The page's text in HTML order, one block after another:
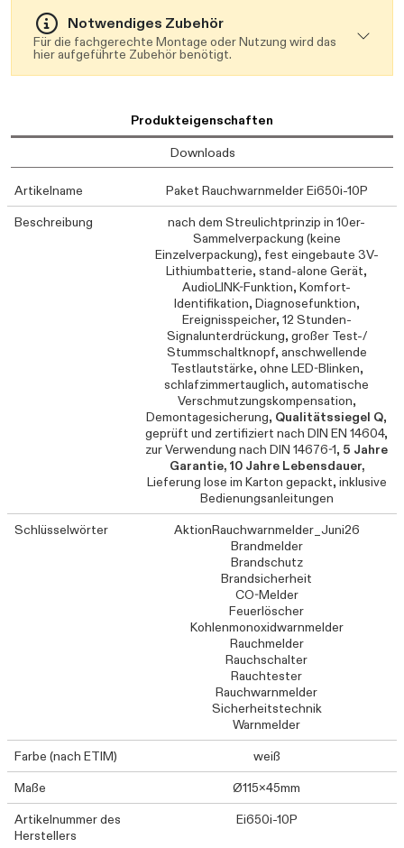
Notwendiges Zubehör
Für die fachgerechte Montage oder Nutzung wird das
hier aufgeführte Zubehör benötigt.
Produkteigenschaften
Downloads
Artikelname
Paket Rauchwarnmelder Ei650i-10P
Beschreibung
nach dem Streulichtprinzip in 10er-
Sammelverpackung (keine
Einzelverpackung), fest eingebaute 3V-
Lithiumbatterie, stand-alone Gerät,
AudioLINK-Funktion, Komfort-
Identifikation, Diagnosefunktion,
Ereignisspeicher, 12 Stunden-
Signalunterdrückung, großer Test-/
Stummschaltknopf, anschwellende
Testlautstärke, ohne LED-Blinken,
schlafzimmertauglich, automatische
Verschmutzungskompensation,
Demontagesicherung, Qualitätssiegel Q,
geprüft und zertifiziert nach DIN EN 14604,
zur Verwendung nach DIN 14676-1, 5 Jahre
Garantie, 10 Jahre Lebensdauer,
Lieferung lose im Karton gepackt, inklusive
Bedienungsanleitungen
Schlüsselwörter
AktionRauchwarnmelder_Juni26
Brandmelder
Brandschutz
Brandsicherheit
CO-Melder
Feuerlöscher
Kohlenmonoxidwarnmelder
Rauchmelder
Rauchschalter
Rauchtester
Rauchwarnmelder
Sicherheitstechnik
Warnmelder
Farbe (nach ETIM)
weiß
Maße
Ø115x45mm
Artikelnummer des
Herstellers
Ei650i-10P